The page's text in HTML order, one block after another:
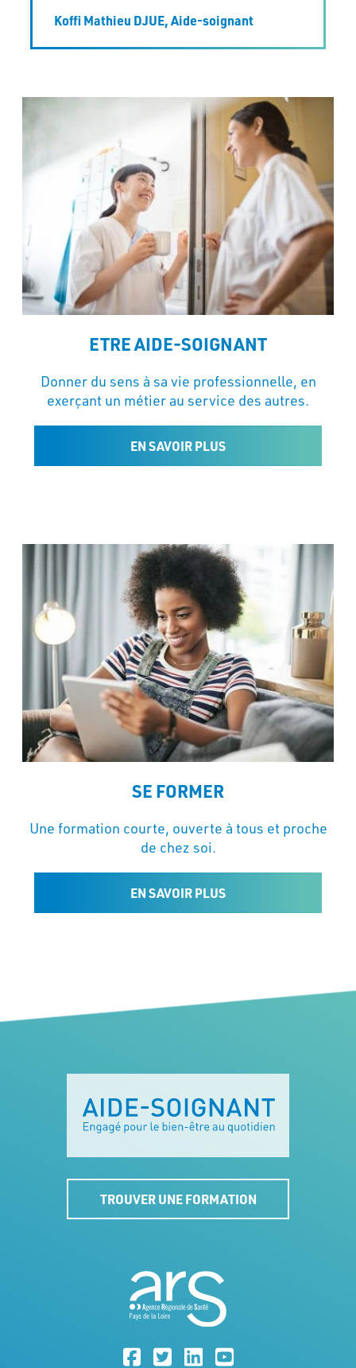
Koffi Mathieu DJUE,Aide-soignant
ETRE AIDE-SOIGNANT
Donner du sens à sa vie professionnelle, en
exerçant un métier au service des autres.
EN SAVOIR PLUS
SE FORMER
Une formation courte, ouverte à tous et proche
de chez soi.
EN SAVOIR PLUS
TROUVER UNE FORMATION